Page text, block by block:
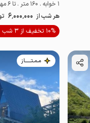
خوش منظره
1 خوابه . 160 متر . تا 6 مهمان
هر شب از 6٬000٬000
10% تخفیف از 3 شب
مـمـتــــــاز